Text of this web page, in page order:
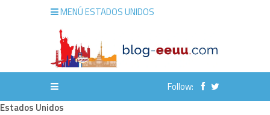
MENÚ ESTADOS UNIDOS
Follow:
Estados Unidos